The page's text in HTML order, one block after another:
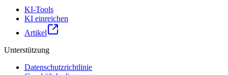
KI-Tools
KI einreichen
Artikel
Unterstützung
Datenschutzrichtlinie